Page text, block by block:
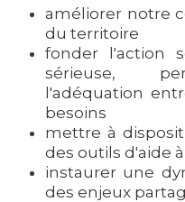
améliorer notre
du territoire
fonder l'action
sérieuse,
l'adéquation
besoins
mettre à
des outils d'aide
instaurer une
des enjeux